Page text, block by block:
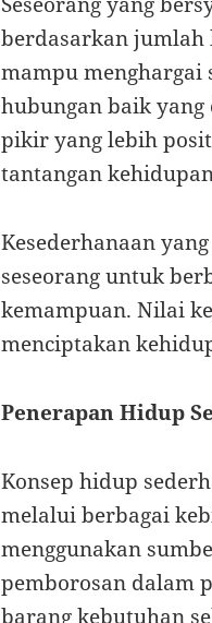
berdasarkan jumlah
mampu menghargai
hubungan baik
pikir yang lebih
tantangan
Kesederhanaan
seseorang untuk
kemampuan. Nilai
menciptakan
Penerapan Hidup
Konsep hidup
melalui berbagai
menggunakan
pemborosan dalam
barang kebutuhan